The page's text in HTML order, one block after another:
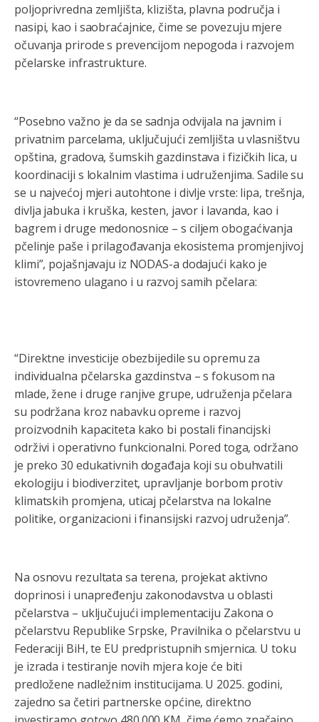
poljoprivredna zemljišta, klizišta, plavna područja i
nasipi, kao i saobraćajnice, čime se povezuju mjere
očuvanja prirode s prevencijom nepogoda i razvojem
pčelarske infrastrukture.
“Posebno važno je da se sadnja odvijala na javnim i
privatnim parcelama, uključujući zemljišta u vlasništvu
opština, gradova, šumskih gazdinstava i fizičkih lica, u
koordinaciji s lokalnim vlastima i udruženjima. Sadile su
se u najvećoj mjeri autohtone i divlje vrste: lipa, trešnja,
divlja jabuka i kruška, kesten, javor i lavanda, kao i
bagrem i druge medonosnice – s ciljem obogaćivanja
pčelinje paše i prilagođavanja ekosistema promjenjivoj
klimi”, pojašnjavaju iz NODAS-a dodajući kako je
istovremeno ulagano i u razvoj samih pčelara:
“Direktne investicije obezbijedile su opremu za
individualna pčelarska gazdinstva – s fokusom na
mlade, žene i druge ranjive grupe, udruženja pčelara
su podržana kroz nabavku opreme i razvoj
proizvodnih kapaciteta kako bi postali financijski
održivi i operativno funkcionalni. Pored toga, održano
je preko 30 edukativnih događaja koji su obuhvatili
ekologiju i biodiverzitet, upravljanje borbom protiv
klimatskih promjena, uticaj pčelarstva na lokalne
politike, organizacioni i finansijski razvoj udruženja”.
Na osnovu rezultata sa terena, projekat aktivno
doprinosi i unapređenju zakonodavstva u oblasti
pčelarstva – uključujući implementaciju Zakona o
pčelarstvu Republike Srpske, Pravilnika o pčelarstvu u
Federaciji BiH, te EU predpristupnih smjernica. U toku
je izrada i testiranje novih mjera koje će biti
predložene nadležnim institucijama. U 2025. godini,
zajedno sa četiri partnerske općine, direktno